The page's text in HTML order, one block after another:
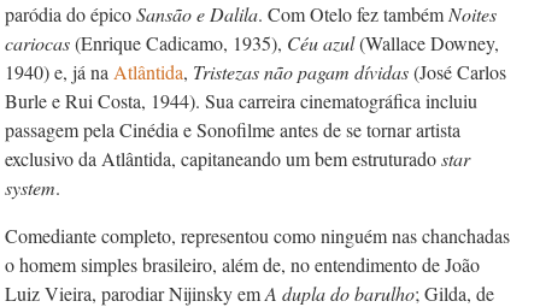
paródia do épicoSansão e Dalila. Com Otelo fez também Noites
cariocas(Enrique Cadicamo, 1935), Céu azul(Wallace Downey,
1940) e, já na Atlântida, Tristezas não pagam dívidas(José Carlos
Burle e Rui Costa, 1944). Sua carreira cinematográfica incluiu
passagem pela Cinédia e Sonofilme antes de se tornar artista
exclusivo da Atlântida, capitaneando um bem estruturadostar
system.
Comediante completo, representou como ninguém nas chanchadas
o homem simples brasileiro, além de, no entendimento de João
Luiz Vieira, parodiar Nijinsky emA dupla do barulho; Gilda, de